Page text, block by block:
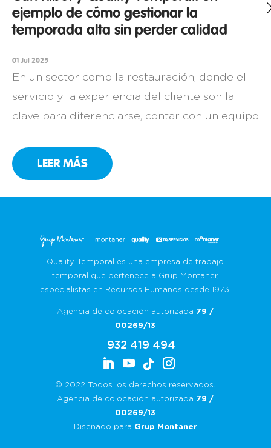
ejemplo de cómo gestionar la
temporada alta sin perder calidad
01 Jul 2025
En un sector como la restauración, donde el
servicio y la experiencia del cliente son la
clave para diferenciarse, contar con un equipo
muy bien Can Ribot, un restaurante familiar
en Girona con más de 25 años de historia que,
LEER MÁS
Quality Temporal es una empresa de trabajo
temporal que pertenece a Grup Montaner,
especialistas en Recursos Humanos desde 1973.
Agencia de colocación autorizada 79 /
00269/13
932 419 494
© 2022 Todos los derechos reservados.
Agencia de colocación autorizada 79 /
00269/13
Diseñado para Grup Montaner